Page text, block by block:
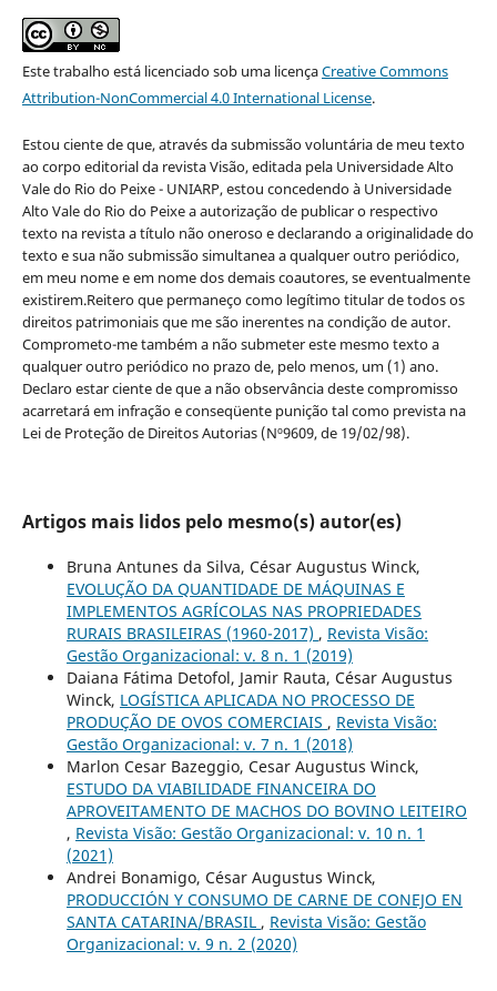
Este trabalho está licenciado sob uma licençaCreative Commons
Attribution-NonCommercial 4.0 International License.
Estou ciente de que, através da submissão voluntária de meu texto
ao corpo editorial da revista Visão, editada pela Universidade Alto
Vale do Rio do Peixe - UNIARP, estou concedendo à Universidade
Alto Vale do Rio do Peixe a autorização de publicar o respectivo
texto na revista a título não oneroso e declarando a originalidade do
texto e sua não submissão simultanea a qualquer outro periódico,
em meu nome e em nome dos demais coautores, se eventualmente
existirem.Reitero que permaneço como legítimo titular de todos os
direitos patrimoniais que me são inerentes na condição de autor.
Comprometo-me também a não submeter este mesmo texto a
qualquer outro periódico no prazo de, pelo menos, um (1) ano.
Declaro estar ciente de que a não observância deste compromisso
acarretará em infração e conseqüente punição tal como prevista na
Lei de Proteção de Direitos Autorias (Nº9609, de 19/02/98).
Artigos mais lidos pelo mesmo(s) autor(es)
Bruna Antunes da Silva, César Augustus Winck,
EVOLUÇÃO DA QUANTIDADE DE MÁQUINAS E
IMPLEMENTOS AGRÍCOLAS NAS PROPRIEDADES
RURAIS BRASILEIRAS (1960-2017) , Revista Visão:
Gestão Organizacional: v. 8 n. 1 (2019)
Daiana Fátima Detofol, Jamir Rauta, César Augustus
Winck, LOGÍSTICA APLICADA NO PROCESSO DE
PRODUÇÃO DE OVOS COMERCIAIS , Revista Visão:
Gestão Organizacional: v. 7 n. 1 (2018)
Marlon Cesar Bazeggio, Cesar Augustus Winck,
ESTUDO DA VIABILIDADE FINANCEIRA DO
APROVEITAMENTO DE MACHOS DO BOVINO LEITEIRO
, Revista Visão: Gestão Organizacional: v. 10 n. 1
(2021)
Andrei Bonamigo, César Augustus Winck,
PRODUCCIÓN Y CONSUMO DE CARNE DE CONEJO EN
SANTA CATARINA/BRASIL , Revista Visão: Gestão
Organizacional: v. 9 n. 2 (2020)